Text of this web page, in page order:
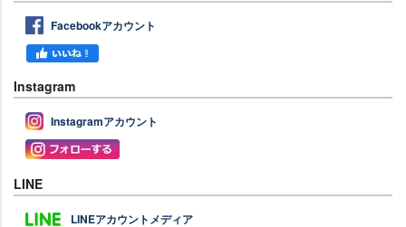
Facebookアカウント
Instagram
Instagramアカウント
LINE
LINEアカウントメディア